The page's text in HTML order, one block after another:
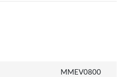
MMEV0800